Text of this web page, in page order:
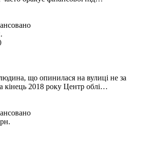
що опинилася на вулиці не за
2018 року Центр облі…